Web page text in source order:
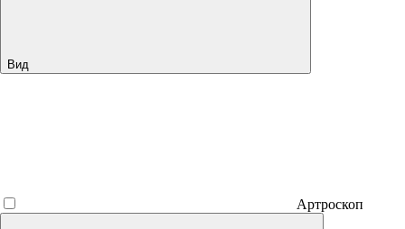
Вид
Артроскоп